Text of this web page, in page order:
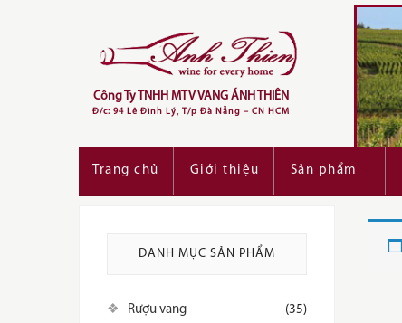
content
Công Ty TNHH MTV VANG ÁNH THIÊN
Đ/c: 94 Lê Đình Lý, T/p Đà Nẵng – CN HCM
Trang chủ Giới thiệu Sản phẩm
DANH MỤC SẢN PHẨM
Rượu vang (35)